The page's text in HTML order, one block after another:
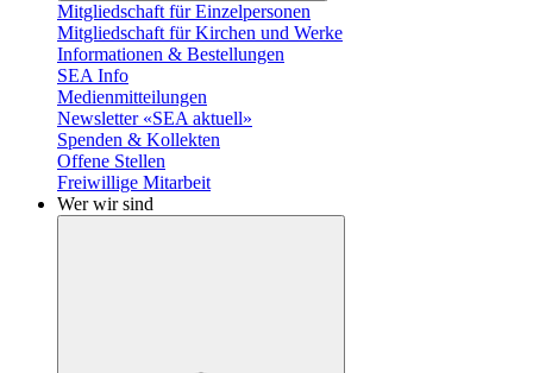
Mitgliedschaft für Einzelpersonen
Mitgliedschaft für Kirchen und Werke
Informationen & Bestellungen
SEA Info
Medienmitteilungen
Newsletter «SEA aktuell»
Spenden & Kollekten
Offene Stellen
Freiwillige Mitarbeit
Wer wir sind